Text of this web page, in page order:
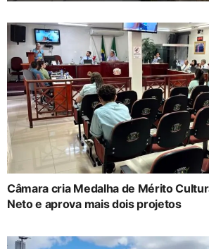
Câmara cria Medalha de Mérito
Neto e aprova mais dois projetos